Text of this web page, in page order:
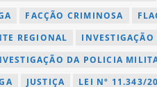
FACÇÃO CRIMINOSA
REGIONAL
DA POLICIA
JUSTIÇA LEI Nº 11.343/